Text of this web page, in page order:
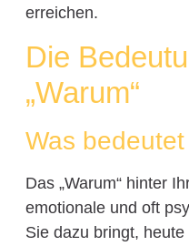
erreichen.
Die
„Warum“
Was bedeutet
Das „Warum“ hinter
emotionale und oft
Sie dazu bringt,